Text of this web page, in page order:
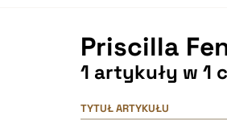
Priscilla
1 artykuły w 1
TYTUŁ ARTYKUŁU